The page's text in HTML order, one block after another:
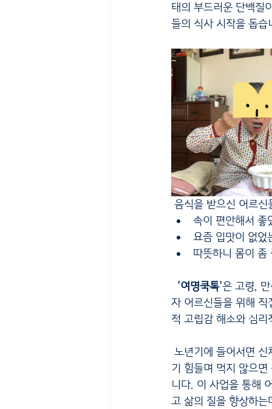
태의 부드러운 단백질
들의 식사 시작을 돕습
음식을 받으신 어르신
속이 편안해서 좋
요즘 입맛이 없었
따뜻하니 몸이 좀
'여명쿡톡'은 고령,
자 어르신들을 위해 직
적 고립감 해소와 심
노년기에 들어서면
기 힘들며 먹지 않으
니다. 이 사업을 통해
고 삶의 질을 향상하